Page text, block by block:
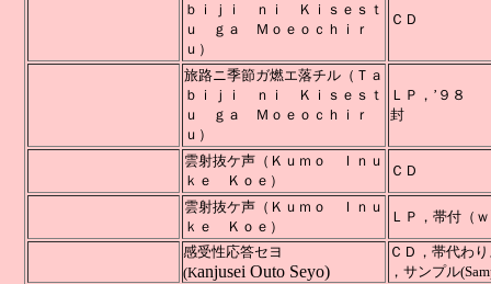
ｂｉｊｉ ｎｉ Ｋｉｓｅｓｔ
ｕ ｇａ Ｍｏｅｏｃｈｉｒ
ｕ）
ＣＤ
旅路ニ季節ガ燃エ落チル（Ｔａ
ｂｉｊｉ ｎｉ Ｋｉｓｅｓｔ
ｕ ｇａ Ｍｏｅｏｃｈｉｒ
ｕ）
ＬＰ，’９８
雲射抜ケ声 （Ｋｕｍｏ Ｉｎｕ
ｋｅ Ｋｏｅ）
ＣＤ
雲射抜ケ声（Ｋｕｍｏ Ｉｎｕ
ｋｅ Ｋｏｅ）
ＬＰ，帯付（
感受性応答セヨ
(Kanjusei Outo Seyo)
ＣＤ，帯代わ
，サン